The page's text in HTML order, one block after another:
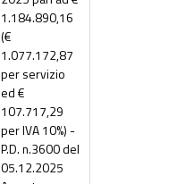
1.184.890,16
(€
1.077.172,87
per servizio
ed €
107.717,29
per IVA 10%) -
P.D. n.3600 del
05.12.2025